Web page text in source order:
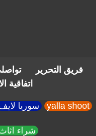
فريق التحرير
اتفاقية
yalla shoot سوريا
شراء